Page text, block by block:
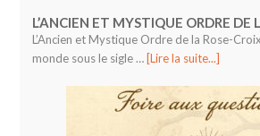
L’ANCIEN ET MYSTIQUE ORDRE DE
L’Ancien et Mystique Ordre de la Rose-
monde sous le sigle … [Lire la suite...]